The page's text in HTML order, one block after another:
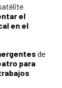
el
en el
de
para